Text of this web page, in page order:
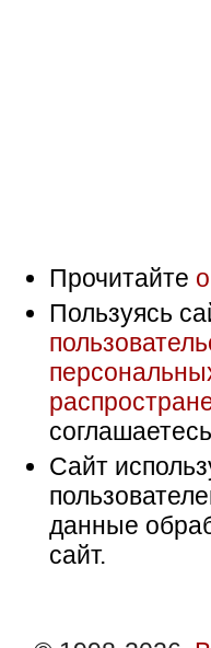
Прочитайте
Пользуясь
Сайт
данные
сайт.